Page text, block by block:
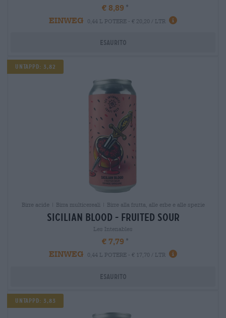
€ 8,89
EINWEG
0,44 L POTERE - € 20,20 / LTR
Esaurito
UNTAPPD: 3,82
Birre acide | Birra multicereali | Birre alla frutta, alle erbe e alle spezie
sicilian blood - fruited sour
Les Intenables
€ 7,79
EINWEG
0,44 L POTERE - € 17,70 / LTR
Esaurito
UNTAPPD: 3,83